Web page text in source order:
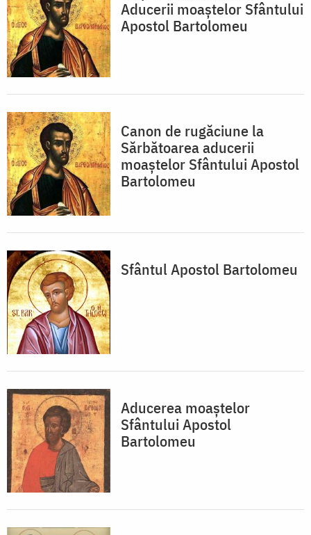
Aducerii moaştelor Sfântului
Apostol Bartolomeu
Canon de rugăciune la
Sărbătoarea aducerii
moaştelor Sfântului Apostol
Bartolomeu
Sfântul Apostol Bartolomeu
Aducerea moaștelor
Sfântului Apostol
Bartolomeu